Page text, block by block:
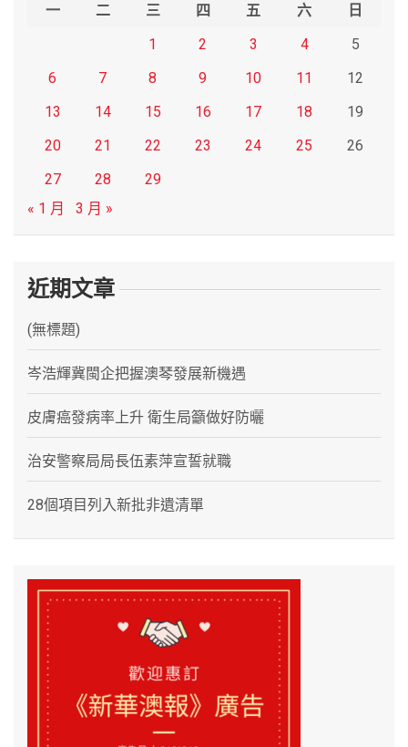
一 二 三 四 五 六
日
1
2 3 4
5
6
7 8 9 10 11
12
13
14 15 16 17 18
19
20
21 22 23 24 25
26
27
28
29
« 1 月
3 月 »
近期文章
(無標題)
岑浩輝冀閩企把握澳琴發展新機遇
皮膚癌發病率上升 衛生局籲做好防曬
治安警察局局長伍素萍宣誓就職
28個項目列入新批非遺清單